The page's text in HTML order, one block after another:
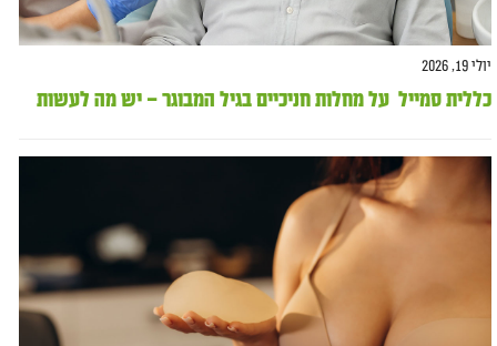
יולי 19, 2026
כללית סמייל על מחלות חניכיים בגיל המבוגר – יש מה לעשות